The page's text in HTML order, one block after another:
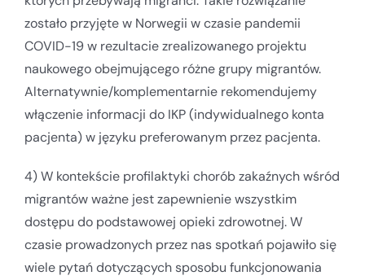
zostało przyjęte w Norwegii w czasie pandemii
COVID-19 w rezultacie zrealizowanego projektu
naukowego obejmującego różne grupy migrantów.
Alternatywnie/komplementarnie rekomendujemy
włączenie informacji do IKP (indywidualnego konta
pacjenta) w języku preferowanym przez pacjenta.
4) W kontekście profilaktyki chorób zakaźnych wśród
migrantów ważne jest zapewnienie wszystkim
dostępu do podstawowej opieki zdrowotnej. W
czasie prowadzonych przez nas spotkań pojawiło się
wiele pytań dotyczących sposobu funkcjonowania